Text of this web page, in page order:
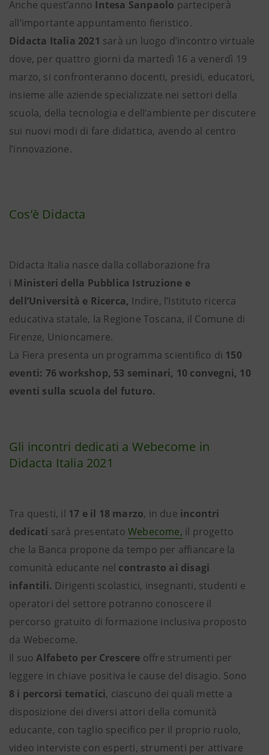
Anche quest’anno Intesa Sanpaolo parteciperà
all’importante appuntamento fieristico.
Didacta Italia 2021 sarà un luogo d’incontro virtuale
dove, per quattro giorni da martedì 16 a venerdì 19
marzo, si confronteranno docenti, presidi, educatori,
insieme alle aziende specializzate nei settori della
scuola, della tecnologia e dell’ambiente per discutere
sui nuovi modi di fare didattica, avendo al centro
l’innovazione.
Cos’è Didacta
Didacta Italia nasce dalla collaborazione fra
i Ministeri della Pubblica Istruzione e
dell’Università e Ricerca, Indire, l’Istituto ricerca
educativa statale, la Regione Toscana, il Comune di
Firenze, Unioncamere.
La Fiera presenta un programma scientifico di 150
eventi: 76 workshop, 53 seminari, 10 convegni, 10
eventi sulla scuola del futuro.
Gli incontri dedicati a Webecome in
Didacta Italia 2021
Tra questi, il 17 e il 18 marzo, in due incontri
dedicati sarà presentatoWebecome, il progetto
che la Banca propone da tempo per affiancare la
comunità educante nel contrasto ai disagi
infantili. Dirigenti scolastici, insegnanti, studenti e
operatori del settore potranno conoscere il
percorso gratuito di formazione inclusiva proposto
da Webecome.
Il suoAlfabeto per Crescere offre strumenti per
leggere in chiave positiva le cause del disagio. Sono
8 i percorsi tematici, ciascuno dei quali mette a
disposizione dei diversi attori della comunità
educante, con taglio specifico per il proprio ruolo,
video interviste con esperti, strumenti per attivare